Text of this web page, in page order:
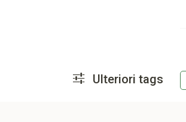
Ulteriori tags